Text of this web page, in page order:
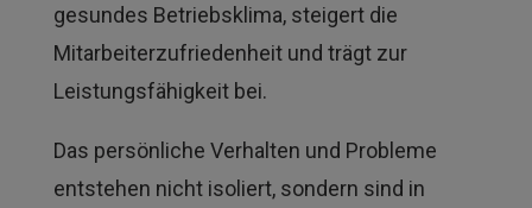
gesundes Betriebsklima, steigert die
Mitarbeiterzufriedenheit und trägt zur
Leistungsfähigkeit bei.
Das persönliche Verhalten und Probleme
entstehen nicht isoliert, sondern sind in